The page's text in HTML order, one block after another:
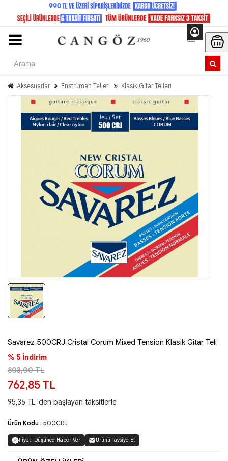
Aksesuarlar Enstrüman Telleri Klasik Gitar Telleri
Savarez 500CRJ Cristal Corum Mixed Tension Klasik Gitar Teli
% 5 İndirim
803,00 TL
762,85 TL
95,36 TL 'den başlayan taksitlerle
Ürün Kodu : 500CRJ
Fiyatı Düşünce Haber Ver Ürünü Tavsiye Et